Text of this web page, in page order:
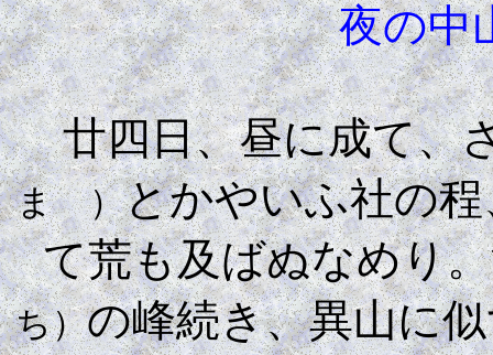
夜の中
廿四日、昼に成て、
まゝ）とかやいふ社の
て荒も及ばぬなめり
ち）の峰続き、異山に